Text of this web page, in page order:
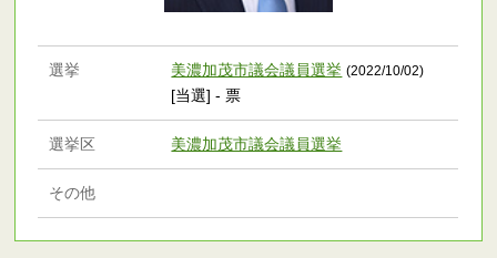
選挙 美濃加茂市議会議員選挙 (2022/10/02)
[当選] - 票
選挙区 美濃加茂市議会議員選挙
その他